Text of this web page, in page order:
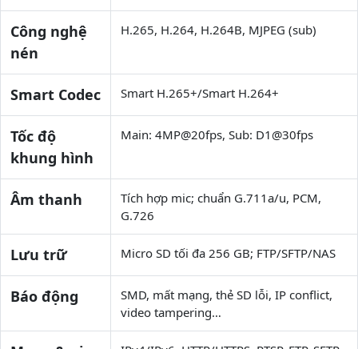
Công nghệ
nén
H.265, H.264, H.264B, MJPEG (sub)
Smart Codec Smart H.265+/Smart H.264+
Tốc độ
khung hình
Main: 4MP@20fps, Sub: D1@30fps
Âm thanh
Tích hợp mic; chuẩn G.711a/u, PCM,
G.726
Lưu trữ Micro SD tối đa 256 GB; FTP/SFTP/NAS
Báo động
SMD, mất mạng, thẻ SD lỗi, IP conflict,
video tampering…